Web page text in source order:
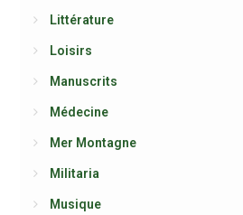
Littérature
Loisirs
Manuscrits
Médecine
Mer Montagne
Militaria
Musique